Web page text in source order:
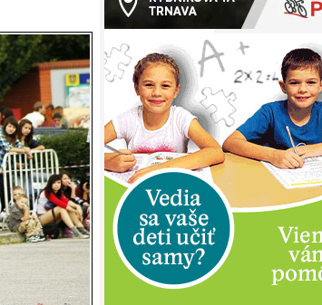
krídla aj druhý
prác si mali
v amfiteátri.
na BMX
na ulici –
a hudobných
V Trnave
preto sme
priebehom
ešte viac ľudí